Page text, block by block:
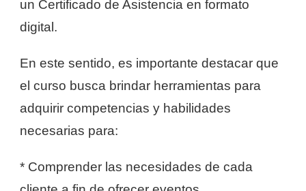
un Certificado de Asistencia en formato
digital.
En este sentido, es importante destacar que
el curso busca brindar herramientas para
adquirir competencias y habilidades
necesarias para:
* Comprender las necesidades de cada